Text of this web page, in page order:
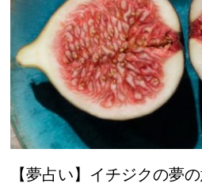
【夢占い】イチジクの夢